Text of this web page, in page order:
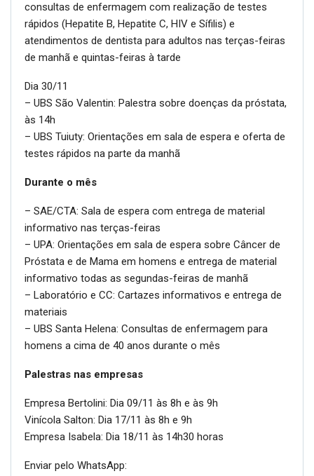
consultas de enfermagem com realização de testes
rápidos (Hepatite B, Hepatite C, HIV e Sífilis) e
atendimentos de dentista para adultos nas terças-feiras
de manhã e quintas-feiras à tarde
Dia 30/11
– UBS São Valentin: Palestra sobre doenças da próstata,
às 14h
– UBS Tuiuty: Orientações em sala de espera e oferta de
testes rápidos na parte da manhã
Durante o mês
– SAE/CTA: Sala de espera com entrega de material
informativo nas terças-feiras
– UPA: Orientações em sala de espera sobre Câncer de
Próstata e de Mama em homens e entrega de material
informativo todas as segundas-feiras de manhã
– Laboratório e CC: Cartazes informativos e entrega de
materiais
– UBS Santa Helena: Consultas de enfermagem para
homens a cima de 40 anos durante o mês
Palestras nas empresas
Empresa Bertolini: Dia 09/11 às 8h e às 9h
Vinícola Salton: Dia 17/11 às 8h e 9h
Empresa Isabela: Dia 18/11 às 14h30 horas
Enviar pelo WhatsApp: